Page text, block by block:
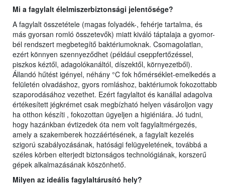
Mi a fagylalt élelmiszerbiztonsági jelentősége?
A fagylalt összetétele (magas folyadék-, fehérje tartalma, és
más gyorsan romló összetevők) miatt kiváló táptalaja a gyomor-
bél rendszert megbetegítő baktériumoknak. Csomagolatlan,
ezért könnyen szennyeződhet (például cseppfertőzéssel,
piszkos kéztől, adagolókanáltól, díszektől, környezetből).
Állandó hűtést igényel, néhány °C fok hőmérséklet-emelkedés a
felületén olvadáshoz, gyors romláshoz, baktériumok fokozottabb
szaporodásához vezethet. Ezért fagylaltot és kanállal adagolva
értékesített jégkrémet csak megbízható helyen vásároljon vagy
ha otthon készíti , fokozottan ügyeljen a higiéniára. Jó tudni,
hogy hazánkban évtizedek óta nem volt fagylaltmérgezés,
amely a szakemberek hozzáértésének, a fagylalt kezelés
szigorú szabályozásának, hatósági felügyeletének, továbbá a
széles körben elterjedt biztonságos technológiának, korszerű
gépek alkalmazásának köszönhető.
Milyen az ideális fagylaltárusító hely?